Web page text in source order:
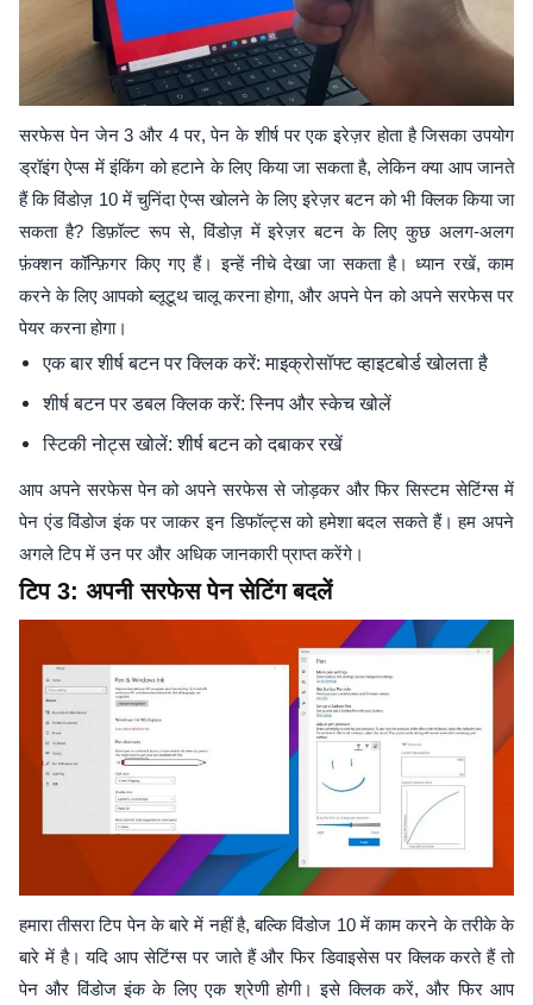
सरफेस पेन जेन 3 और 4 पर, पेन के शीर्ष पर एक इरेज़र होता है जिसका उपयोग
ड्रॉइंग ऐप्स में इंकिंग को हटाने के लिए किया जा सकता है, लेकिन क्या आप जानते
हैं कि विंडोज़ 10 में चुनिंदा ऐप्स खोलने के लिए इरेज़र बटन को भी क्लिक किया जा
सकता है? डिफ़ॉल्ट रूप से, विंडोज़ में इरेज़र बटन के लिए कुछ अलग-अलग
फ़ंक्शन कॉन्फ़िगर किए गए हैं। इन्हें नीचे देखा जा सकता है। ध्यान रखें, काम
करने के लिए आपको ब्लूटूथ चालू करना होगा, और अपने पेन को अपने सरफेस पर
पेयर करना होगा।
एक बार शीर्ष बटन पर क्लिक करें: माइक्रोसॉफ्ट व्हाइटबोर्ड खोलता है
शीर्ष बटन पर डबल क्लिक करें: स्निप और स्केच खोलें
स्टिकी नोट्स खोलें: शीर्ष बटन को दबाकर रखें
आप अपने सरफेस पेन को अपने सरफेस से जोड़कर और फिर सिस्टम सेटिंग्स में
पेन एंड विंडोज इंक पर जाकर इन डिफॉल्ट्स को हमेशा बदल सकते हैं। हम अपने
अगले टिप में उन पर और अधिक जानकारी प्राप्त करेंगे।
टिप 3: अपनी सरफेस पेन सेटिंग बदलें
हमारा तीसरा टिप पेन के बारे में नहीं है, बल्कि विंडोज 10 में काम करने के तरीके के
बारे में है। यदि आप सेटिंग्स पर जाते हैं और फिर डिवाइसेस पर क्लिक करते हैं तो
पेन और विंडोज इंक के लिए एक श्रेणी होगी। इसे क्लिक करें, और फिर आप